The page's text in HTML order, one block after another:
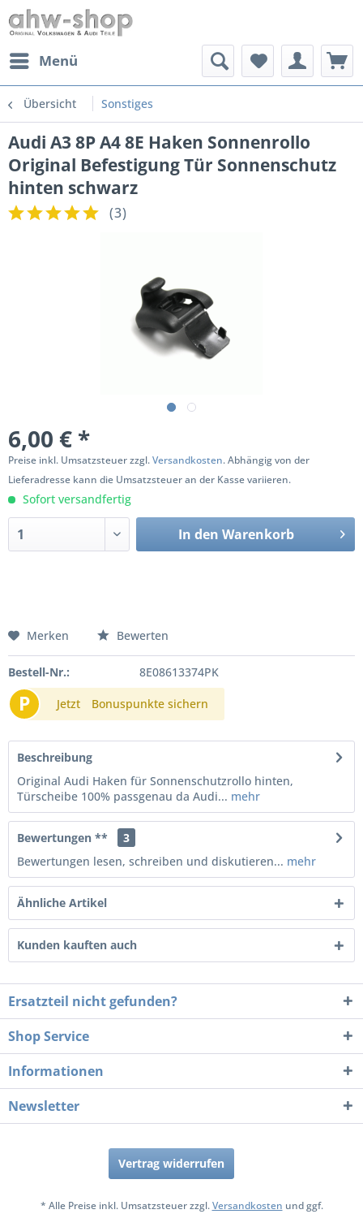
Menü
Übersicht Sonstiges
Audi A3 8P A4 8E Haken Sonnenrollo
Original Befestigung Tür Sonnenschutz
hinten schwarz
(3)
6,00 € *
Preise inkl. Umsatzsteuer zzgl.Versandkosten. Abhängig von der
Lieferadresse kann die Umsatzsteuer an der Kasse variieren.
Sofort versandfertig
In den Warenkorb
Merken Bewerten
Bestell-Nr.: 8E08613374PK
P Jetzt Bonuspunkte sichern
Beschreibung
Original Audi Haken für Sonnenschutzrollo hinten,
Türscheibe 100% passgenau da Audi... mehr
Bewertungen **
3
Bewertungen lesen, schreiben und diskutieren... mehr
Ähnliche Artikel
Kunden kauften auch
Ersatzteil nicht gefunden?
Shop Service
Informationen
Newsletter
Vertrag widerrufen
* Alle Preise inkl. Umsatzsteuer zzgl.Versandkosten und ggf.